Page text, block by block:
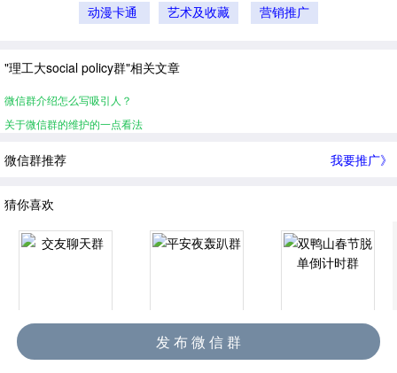
动漫卡通 艺术及收藏 营销推广
"理工大social policy群"相关文章
微信群介绍怎么写吸引人？
关于微信群的维护的一点看法
微信群推荐 我要推广》
猜你喜欢
平安夜轰趴群 双鸭山春节脱单倒计时群
发 布 微 信 群